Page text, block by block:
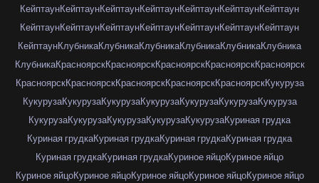
КейптаунКейптаунКейптаунКейптаунКейптаунКейптаунКейптаун
КейптаунКейптаунКейптаунКейптаунКейптаунКейптаунКейптаун
КейптаунКлубникаКлубникаКлубникаКлубникаКлубникаКлубника
КлубникаКрасноярскКрасноярскКрасноярскКрасноярскКрасноярск
КрасноярскКрасноярскКрасноярскКрасноярскКрасноярскКукуруза
КукурузаКукурузаКукурузаКукурузаКукурузаКукурузаКукуруза
КукурузаКукурузаКукурузаКукурузаКукурузаКуриная грудка
Куриная грудкаКуриная грудкаКуриная грудкаКуриная грудка
Куриная грудкаКуриная грудкаКуриное яйцоКуриное яйцо
Куриное яйцоКуриное яйцоКуриное яйцоКуриное яйцоКуриное яйцо